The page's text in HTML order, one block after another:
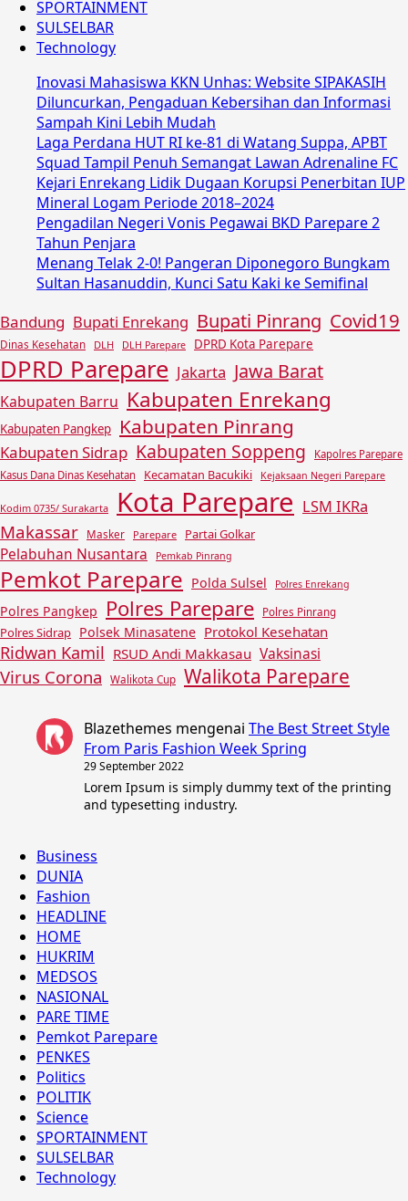
SPORTAINMENT
SULSELBAR
Technology
Inovasi Mahasiswa KKN Unhas: Website SIPAKASIH
Diluncurkan, Pengaduan Kebersihan dan Informasi
Sampah Kini Lebih Mudah
Laga Perdana HUT RI ke-81 di Watang Suppa, APBT
Squad Tampil Penuh Semangat Lawan Adrenaline FC
Kejari Enrekang Lidik Dugaan Korupsi Penerbitan IUP
Mineral Logam Periode 2018–2024
Pengadilan Negeri Vonis Pegawai BKD Parepare 2
Tahun Penjara
Menang Telak 2-0! Pangeran Diponegoro Bungkam
Sultan Hasanuddin, Kunci Satu Kaki ke Semifinal
Bandung Bupati Enrekang Bupati Pinrang Covid19
Dinas Kesehatan DLH DLH Parepare DPRD Kota Parepare
DPRD Parepare Jakarta Jawa Barat
Kabupaten Barru Kabupaten Enrekang
Kabupaten Pangkep Kabupaten Pinrang
Kabupaten Sidrap Kabupaten Soppeng
Kapolres Parepare
Kasus Dana Dinas Kesehatan
Kecamatan Bacukiki Kejaksaan Negeri Parepare
Kodim 0735/ Surakarta Kota Parepare LSM IKRa
Makassar Masker Parepare Partai Golkar
Pelabuhan Nusantara Pemkab Pinrang
Pemkot Parepare Polda Sulsel Polres Enrekang
Polres Pangkep Polres Parepare Polres Pinrang
Polres Sidrap Polsek Minasatene Protokol Kesehatan
Ridwan Kamil RSUD Andi Makkasau Vaksinasi
Virus Corona Walikota Cup Walikota Parepare
Blazethemes mengenai The Best Street Style
From Paris Fashion Week Spring
29 September 2022
Lorem Ipsum is simply dummy text of the printing
and typesetting industry.
Business
DUNIA
Fashion
HEADLINE
HOME
HUKRIM
MEDSOS
NASIONAL
PARE TIME
Pemkot Parepare
PENKES
Politics
POLITIK
Science
SPORTAINMENT
SULSELBAR
Technology